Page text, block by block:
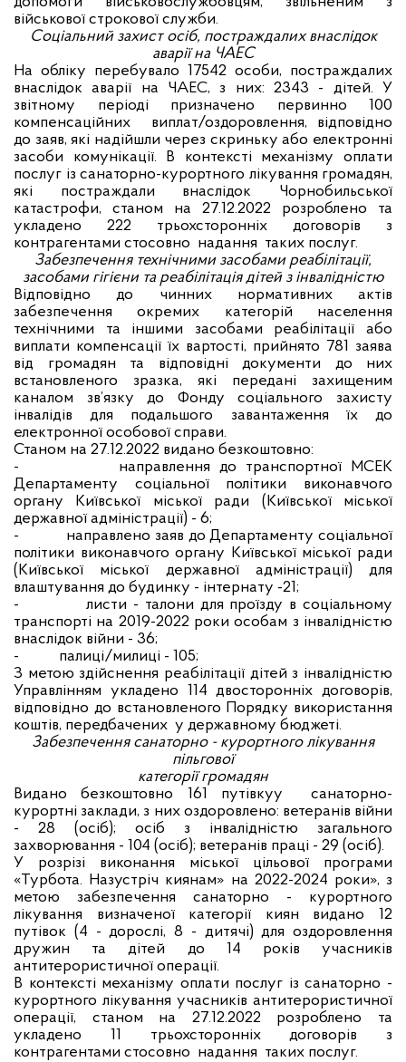
військової строкової служби.
Соціальний захист осіб, постраждалих внаслідок
аварії на ЧАЕС
На обліку перебувало 17542 особи, постраждалих
внаслідок аварії на ЧАЕС, з них: 2343 - дітей. У
звітному періоді призначено первинно 100
компенсаційних виплат/оздоровлення, відповідно
до заяв, які надійшли через скриньку або електронні
засоби комунікації. В контексті механізму оплати
послуг із санаторно-курортного лікування громадян,
які постраждали внаслідок Чорнобильської
катастрофи, станом на 27.12.2022 розроблено та
укладено 222 трьохсторонніх договорів з
контрагентами стосовно надання таких послуг.
Забезпечення технічними засобами реабілітації,
засобами гігієни та реабілітація дітей з інвалідністю
Відповідно до чинних нормативних актів
забезпечення окремих категорій населення
технічними та іншими засобами реабілітації або
виплати компенсації їх вартості, прийнято 781 заява
від громадян та відповідні документи до них
встановленого зразка, які передані захищеним
каналом зв’язку до Фонду соціального захисту
інвалідів для подальшого завантаження їх до
електронної особової справи.
Станом на 27.12.2022 видано безкоштовно:
-
направлення до транспортної МСЕК
Департаменту соціальної політики виконавчого
органу Київської міської ради (Київської міської
державної адміністрації) - 6;
-
направлено заяв до Департаменту соціальної
політики виконавчого органу Київської міської ради
(Київської міської державної адміністрації) для
влаштування до будинку - інтернату -21;
-
листи - талони для проїзду в соціальному
транспорті на 2019-2022 роки особам з інвалідністю
внаслідок війни - 36;
-
палиці/милиці - 105;
З метою здійснення реабілітації дітей з інвалідністю
Управлінням укладено 114 двосторонніх договорів,
відповідно до встановленого Порядку використання
коштів, передбачених у державному бюджеті.
Забезпечення санаторно - курортного лікування
пільгової
категорії громадян
Видано безкоштовно 161 путівкуу санаторно-
курортні заклади, з них оздоровлено: ветеранів війни
- 28 (осіб); осіб з інвалідністю загального
захворювання - 104 (осіб); ветеранів праці - 29 (осіб).
У розрізі виконання міської цільової програми
«Турбота. Назустріч киянам» на 2022-2024 роки», з
метою забезпечення санаторно - курортного
лікування визначеної категорії киян видано 12
путівок (4 - дорослі, 8 - дитячі) для оздоровлення
дружин та дітей до 14 років учасників
антитерористичної операції.
В контексті механізму оплати послуг із санаторно -
курортного лікування учасників антитерористичної
операції, станом на 27.12.2022 розроблено та
укладено 11 трьохсторонніх договорів з
контрагентами стосовно надання таких послуг.